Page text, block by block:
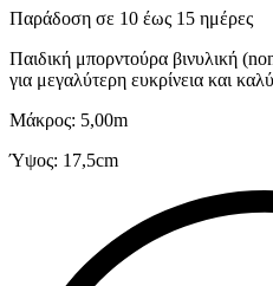
Παράδοση σε 10 έως 15 ημέρες
Παιδική μπορντούρα βινυλική
για μεγαλύτερη ευκρίνεια και
Μάκρος: 5,00m
Ύψος: 17,5cm